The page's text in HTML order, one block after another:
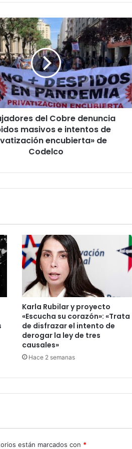
del Cobre denuncia
masivos e intentos de
encubierta» de
Codelco
Karla Rubilar y proyecto
«Escucha su corazón»: «Trata
de disfrazar el intento de
derogar la ley de tres
causales»
Hace 2 semanas
están marcados con *